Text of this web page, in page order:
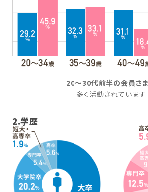
20～30代前半の会員さま
多く活動されています
2.学歴